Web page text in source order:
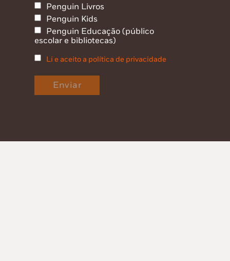
Penguin Livros
Penguin Kids
Penguin Educação (público
escolar e bibliotecas)
Li e aceito a política de privacidade